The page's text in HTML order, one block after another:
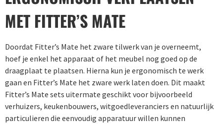
MET FITTER’S MATE
Doordat Fitter’s Mate het zware tilwerk van je overneemt,
hoef je enkel het apparaat of het meubel nog goed op de
draagplaat te plaatsen. Hierna kun je ergonomisch te werk
gaan en Fitter’s Mate het zware werk laten doen. Dit maakt
Fitter’s Mate sets uitermate geschikt voor bijvoorbeeld
verhuizers, keukenbouwers, witgoedleveranciers en natuurlijk
particulieren die eenvoudig apparatuur willen kunnen